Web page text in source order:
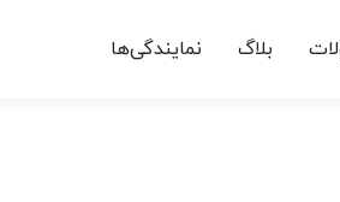
بلاگ نمایندگی‌ها